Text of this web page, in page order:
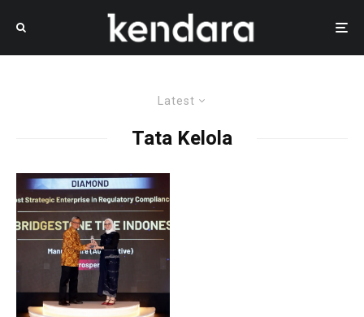
Latest
Tata Kelola